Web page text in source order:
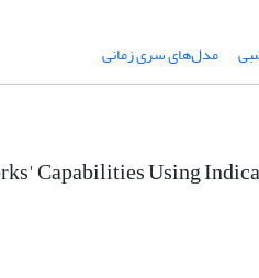
مدل‌های سری زمانی
Capabilities Using